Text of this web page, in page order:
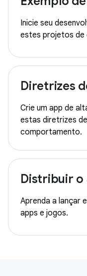
Inicie seu
estes projetos de
Diretrizes
Crie um app de
estas diretrizes
comportamento.
Distribuir o
Aprenda a lançar
apps e jogos.